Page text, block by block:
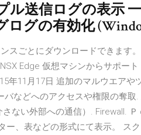
送信ログの表示
グの有効化
スごとにダウンロードできます
Edge 仮想マシンからサポー
年11月17日 追加のマルウエアや
などへのアクセスや権限の奪取.
ない外部への通信）. Firewall. Ｐ
ー、表などの形式にて表示。 ス